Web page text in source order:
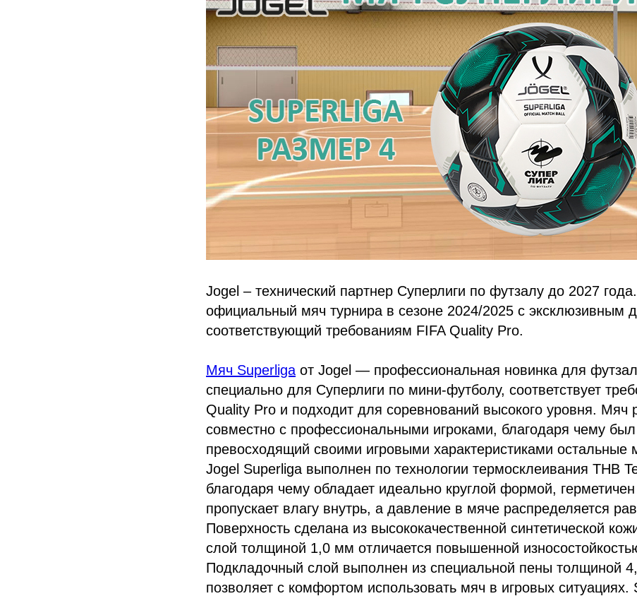
Jogel – технический партнер Суперлиги по футзалу до 2027 года.
официальный мяч турнира в сезоне 2024/2025 с эксклюзивным
соответствующий требованиям FIFA Quality Pro.
Мяч Superliga от Jogel — профессиональная новинка для
специально для Суперлиги по мини-футболу, соответствует
Quality Pro и подходит для соревнований высокого уровня. Мяч
совместно с профессиональными игроками, благодаря чему
превосходящий своими игровыми характеристиками остальные
Jogel Superliga выполнен по технологии термосклеивания THB
благодаря чему обладает идеально круглой формой,
пропускает влагу внутрь, а давление в мяче распределяется
Поверхность сделана из высококачественной синтетической
слой толщиной 1,0 мм отличается повышенной
Подкладочный слой выполнен из специальной пены толщиной
позволяет с комфортом использовать мяч в игровых ситуациях.